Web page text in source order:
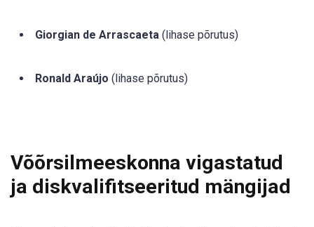
Giorgian de Arrascaeta (lihase põrutus)
Ronald Araújo (lihase põrutus)
Võõrsilmeeskonna vigastatud
ja diskvalifitseeritud mängijad